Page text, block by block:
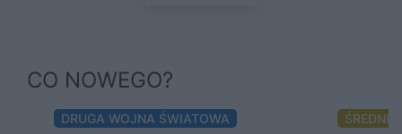
CO NOWEGO?
DRUGA WOJNA ŚWIATOWA